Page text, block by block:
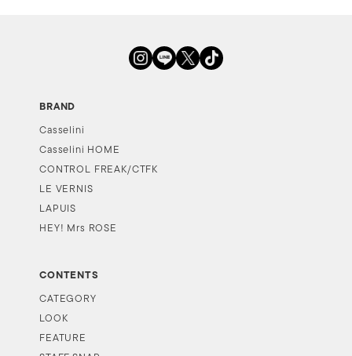
BRAND
Casselini
Casselini HOME
CONTROL FREAK/CTFK
LE VERNIS
LAPUIS
HEY! Mrs ROSE
CONTENTS
CATEGORY
LOOK
FEATURE